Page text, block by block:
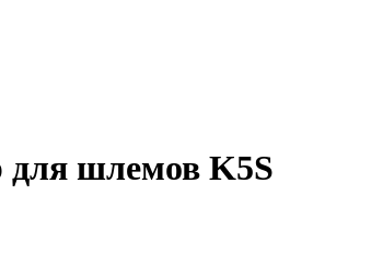
для шлемов K5S